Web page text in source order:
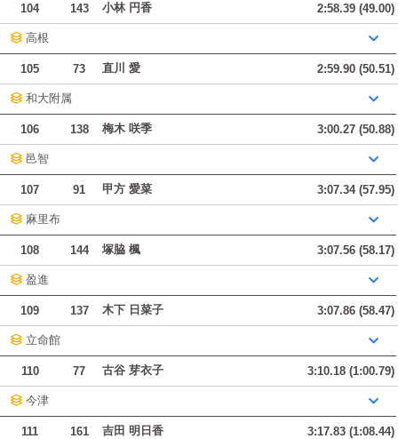
104 143 小林 円香 2:58.39 (49.00)
高根
105 73 直川 愛 2:59.90 (50.51)
和大附属
106 138 梅木 咲季 3:00.27 (50.88)
邑智
107 91 甲方 愛菜 3:07.34 (57.95)
麻里布
108 144 塚脇 楓 3:07.56 (58.17)
盈進
109 137 木下 日菜子 3:07.86 (58.47)
立命館
110 77 古谷 芽衣子 3:10.18 (1:00.79)
今津
111 161 吉田 明日香 3:17.83 (1:08.44)